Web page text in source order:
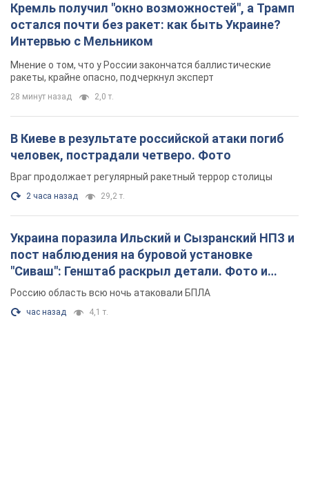
Кремль получил "окно возможностей", а Трамп
остался почти без ракет: как быть Украине?
Интервью с Мельником
Мнение о том, что у России закончатся баллистические
ракеты, крайне опасно, подчеркнул эксперт
28 минут назад 2,0 т.
В Киеве в результате российской атаки погиб
человек, пострадали четверо. Фото
Враг продолжает регулярный ракетный террор столицы
2 часа назад 29,2 т.
Украина поразила Ильский и Сызранский НПЗ и
пост наблюдения на буровой установке
"Сиваш": Генштаб раскрыл детали. Фото и
видео
Россию область всю ночь атаковали БПЛА
час назад 4,1 т.